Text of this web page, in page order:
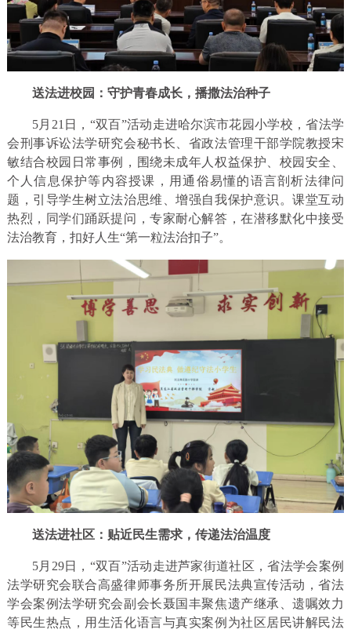
送法进校园：守护青春成长，播撒法治种子
5月21日，“双百”活动走进哈尔滨市花园小学校，省法学
会刑事诉讼法学研究会秘书长、省政法管理干部学院教授宋
敏结合校园日常事例，围绕未成年人权益保护、校园安全、
个人信息保护等内容授课，用通俗易懂的语言剖析法律问
题，引导学生树立法治思维、增强自我保护意识。课堂互动
热烈，同学们踊跃提问，专家耐心解答，在潜移默化中接受
法治教育，扣好人生“第一粒法治扣子”。
送法进社区：贴近民生需求，传递法治温度
5月29日，“双百”活动走进芦家街道社区，省法学会案例
法学研究会联合高盛律师事务所开展民法典宣传活动，省法
学会案例法学研究会副会长聂国丰聚焦遗产继承、遗嘱效力
等民生热点，用生活化语言与真实案例为社区居民讲解民法